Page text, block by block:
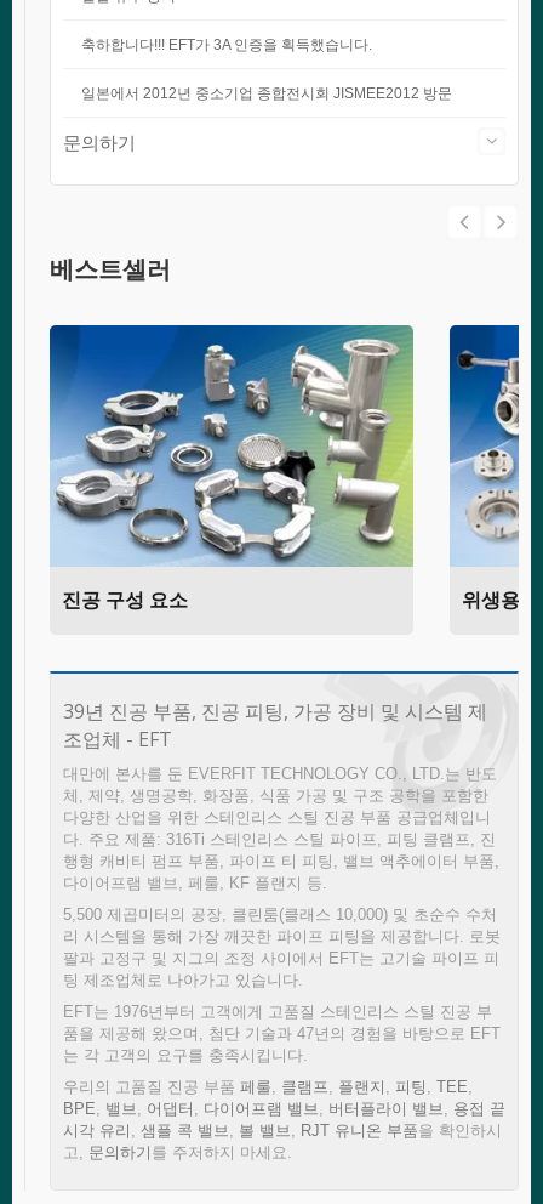
축하합니다!!! EFT가 3A 인증을 획득했습니다.
일본에서 2012년 중소기업 종합전시회 JISMEE2012 방문
문의하기
베스트셀러
진공 구성 요소 위생용
39년 진공 부품, 진공 피팅, 가공 장비 및 시스템 제
조업체 - EFT
대만에 본사를 둔 EVERFIT TECHNOLOGY CO., LTD.는 반도
체, 제약, 생명공학, 화장품, 식품 가공 및 구조 공학을 포함한
다양한 산업을 위한 스테인리스 스틸 진공 부품 공급업체입니
다. 주요 제품: 316Ti 스테인리스 스틸 파이프, 피팅 클램프, 진
행형 캐비티 펌프 부품, 파이프 티 피팅, 밸브 액추에이터 부품,
다이어프램 밸브, 페룰, KF 플랜지 등.
5,500 제곱미터의 공장, 클린룸(클래스 10,000) 및 초순수 수처
리 시스템을 통해 가장 깨끗한 파이프 피팅을 제공합니다. 로봇
팔과 고정구 및 지그의 조정 사이에서 EFT는 고기술 파이프 피
팅 제조업체로 나아가고 있습니다.
EFT는 1976년부터 고객에게 고품질 스테인리스 스틸 진공 부
품을 제공해 왔으며, 첨단 기술과 47년의 경험을 바탕으로 EFT
는 각 고객의 요구를 충족시킵니다.
우리의 고품질 진공 부품 페룰 클램프 플랜지 피팅 TEE
BPE
밸브 어댑터 다이어프램 밸브 버터플라이 밸브
용접 끝
시각 유리
샘플 콕 밸브 볼 밸브 RJT 유니온 부품을 확인하시
고, 문의하기 를 주저하지 마세요.